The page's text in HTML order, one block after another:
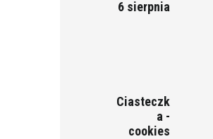
6 sierpnia
Ciasteczk
a -
cookies